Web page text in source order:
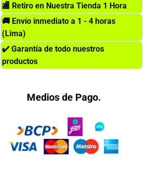
🏬 Retiro en Nuestra Tienda 1 Hora
🚚 Envío inmediato a 1 - 4 horas
(Lima)
✔️ Garantía de todo nuestros
productos
Medios de Pago.